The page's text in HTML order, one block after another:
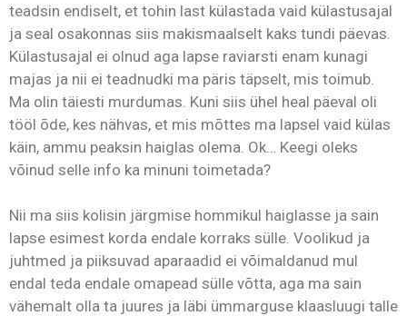
teadsin endiselt, et tohin last külastada vaid külastusajal
ja seal osakonnas siis makismaalselt kaks tundi päevas.
Külastusajal ei olnud aga lapse raviarsti enam kunagi
majas ja nii ei teadnudki ma päris täpselt, mis toimub.
Ma olin täiesti murdumas. Kuni siis ühel heal päeval oli
tööl õde, kes nähvas, et mis mõttes ma lapsel vaid külas
käin, ammu peaksin haiglas olema. Ok… Keegi oleks
võinud selle info ka minuni toimetada?
Nii ma siis kolisin järgmise hommikul haiglasse ja sain
lapse esimest korda endale korraks sülle. Voolikud ja
juhtmed ja piiksuvad aparaadid ei võimaldanud mul
endal teda endale omapead sülle võtta, aga ma sain
vähemalt olla ta juures ja läbi ümmarguse klaasluugi talle